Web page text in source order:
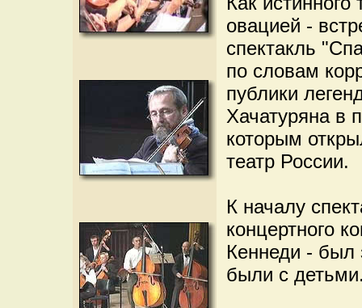
овацией -
спектакль
по словам
публики
Хачатуряна в
которым
театр России.
К началу
концертного
Кеннеди - был
были с